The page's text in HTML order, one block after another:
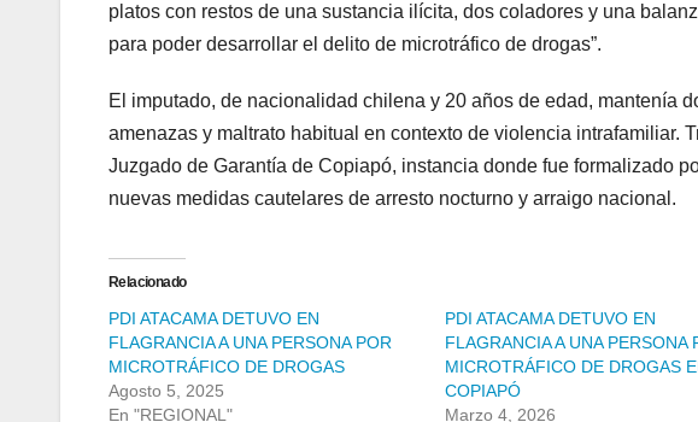
platos con restos de una sustancia ilícita, dos coladores y una
para poder desarrollar el delito de microtráfico de drogas”.
El imputado, de nacionalidad chilena y 20 años de edad, mantenía
amenazas y maltrato habitual en contexto de violencia intrafamiliar.
Juzgado de Garantía de Copiapó, instancia donde fue formalizado
nuevas medidas cautelares de arresto nocturno y arraigo nacional.
Relacionado
PDI ATACAMA DETUVO EN
FLAGRANCIA A UNA PERSONA POR
MICROTRÁFICO DE DROGAS
Agosto 5, 2025
En "REGIONAL"
PDI ATACAMA DETUVO EN
FLAGRANCIA A UNA PERSONA
MICROTRÁFICO DE DROGAS
COPIAPÓ
Marzo 4, 2026